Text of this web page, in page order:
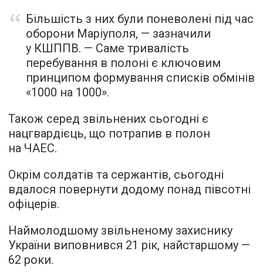
Більшість з них були поневолені під час
оборони Маріуполя, — зазначили
у КШППВ. — Саме тривалість
перебування в полоні є ключовим
принципом формування списків обмінів
«1000 на 1000».
Також серед звільнених сьогодні є
нацгвардієць, що потрапив в полон
на ЧАЕС.
Окрім солдатів та сержантів, сьогодні
вдалося повернути додому понад півсотні
офіцерів.
Наймолодшому звільненому захиснику
України виповнився 21 рік, найстаршому —
62 роки.